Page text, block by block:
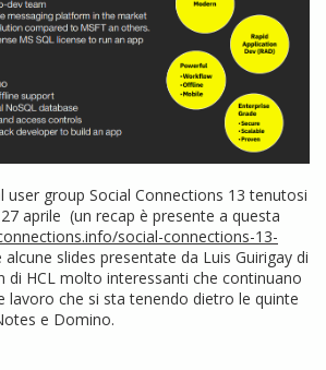
user group Social Connections 13 tenutosi
aprile (un recap è presente a questa
social-connections-13-
slides presentate da Luis Guirigay di
di HCL molto interessanti che continuano
lavoro che si sta tenendo dietro le quinte
e Domino.